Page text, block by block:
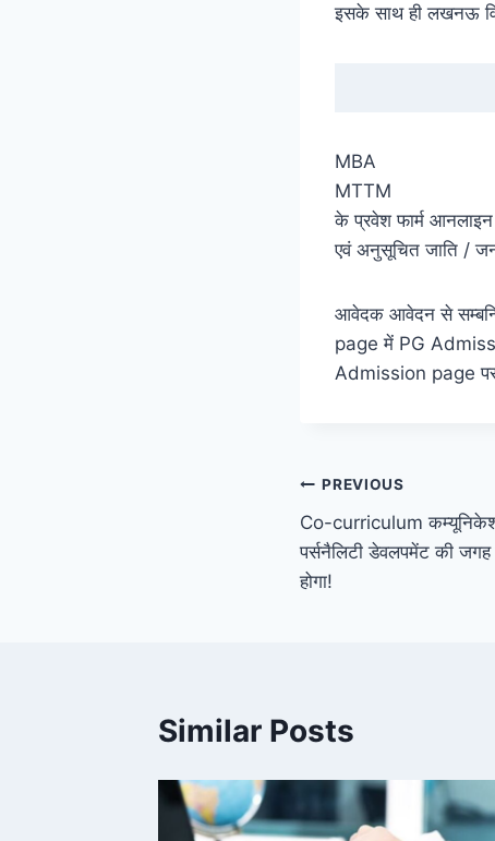
इसके साथ ही लखनऊ
MBA
MTTM
के प्रवेश फार्म
एवं अनुसूचित जाति /
आवेदक आवेदन से
page में PG
Admission page पर
Post
navigation
PREVIOUS
Co-curriculum
पर्सनैलिटी डेवलपमेंट की
होगा!
Similar Posts